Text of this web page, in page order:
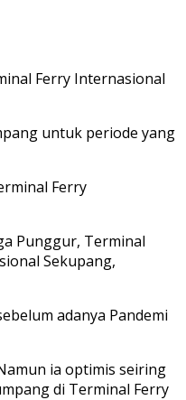
Ferry Internasional
untuk periode yang
Ferry
Punggur, Terminal
Sekupang,
adanya Pandemi
ia optimis seiring
di Terminal Ferry